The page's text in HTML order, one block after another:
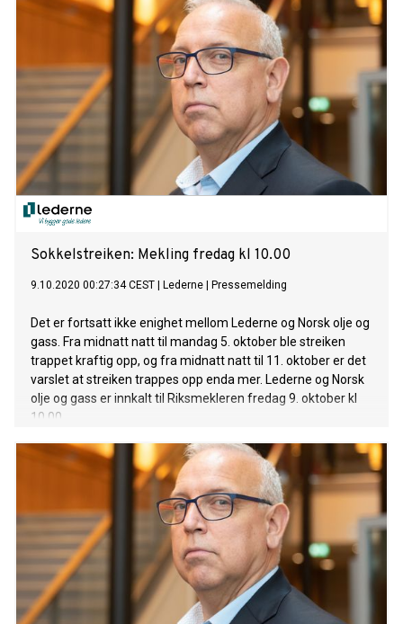
Sokkelstreiken: Mekling fredag kl 10.00
9.10.2020 00:27:34 CEST Lederne Pressemelding
Det er fortsatt ikke enighet mellom Lederne og Norsk olje og
gass. Fra midnatt natt til mandag 5. oktober ble streiken
trappet kraftig opp, og fra midnatt natt til 11. oktober er det
varslet at streiken trappes opp enda mer. Lederne og Norsk
olje og gass er innkalt til Riksmekleren fredag 9. oktober kl
10.00.